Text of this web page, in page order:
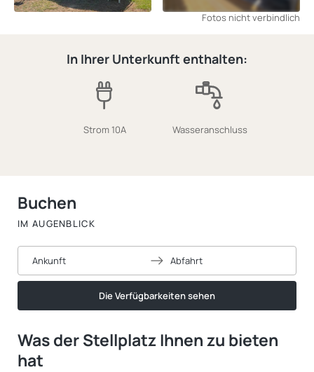
Fotos nicht verbindlich
In Ihrer Unterkunft enthalten:
Strom 10A Wasseranschluss
Was der Stellplatz Ihnen zu bieten
hat
Buchen
IM AUGENBLICK
Ankunft Abfahrt
Die Verfügbarkeiten sehen